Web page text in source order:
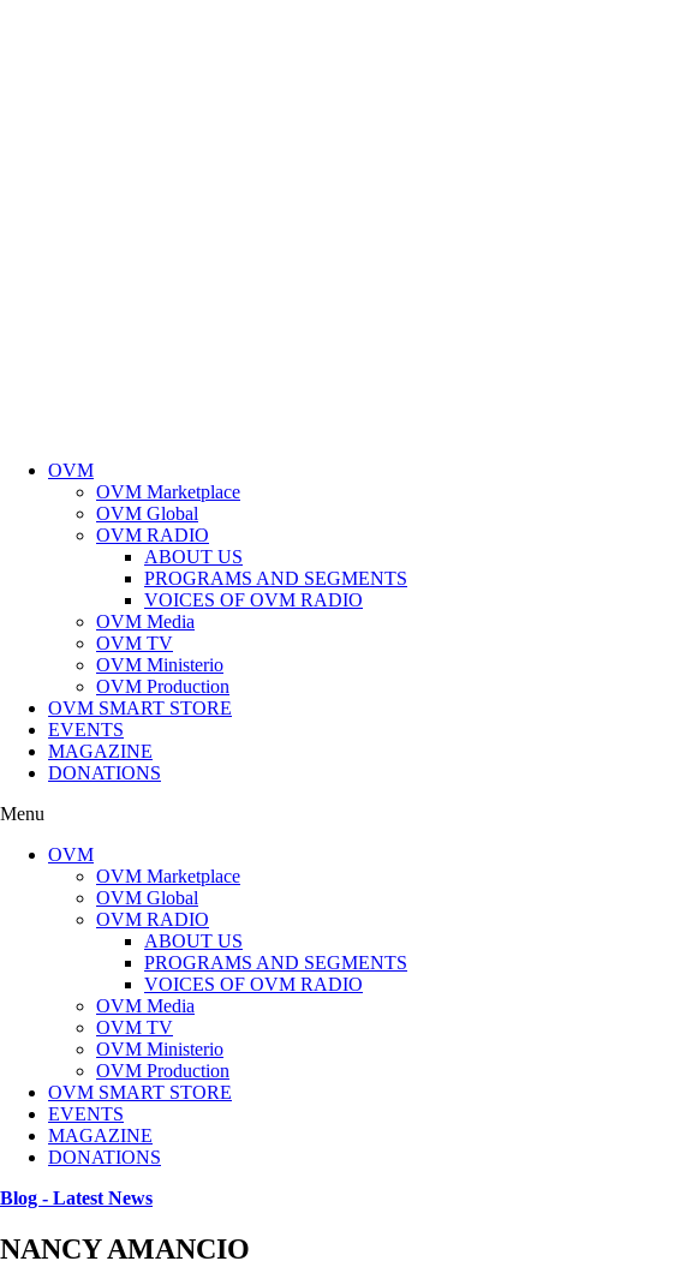
OVM
OVM Marketplace
OVM Global
OVM RADIO
ABOUT US
PROGRAMS AND SEGMENTS
VOICES OF OVM RADIO
OVM Media
OVM TV
OVM Ministerio
OVM Production
OVM SMART STORE
EVENTS
MAGAZINE
DONATIONS
Menu
OVM
OVM Marketplace
OVM Global
OVM RADIO
ABOUT US
PROGRAMS AND SEGMENTS
VOICES OF OVM RADIO
OVM Media
OVM TV
OVM Ministerio
OVM Production
OVM SMART STORE
EVENTS
MAGAZINE
DONATIONS
Blog - Latest News
NANCY AMANCIO